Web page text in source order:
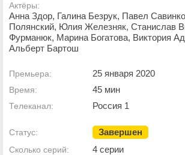
Актёры:
Анна Здор, Галина Безрук, Павел
Полянский, Юлия Железняк, Станислав
Фурманюк, Марина Богатова, Виктория
Альберт Бартош
Премьера: 25 января 2020
Время: 45 мин
Телеканал: Россия 1
Статус: Завершен
Сколько серий: 4 серии